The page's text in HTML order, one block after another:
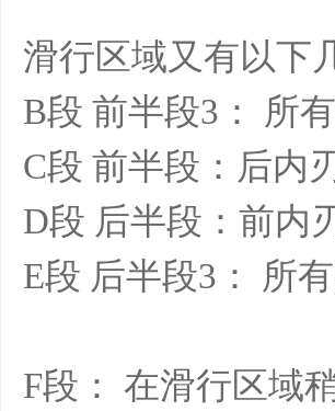
滑行区域又有以下
B段 前半段3： 所
C段 前半段：后内
D段 后半段：前内
E段 后半段3： 所
F段： 在滑行区域